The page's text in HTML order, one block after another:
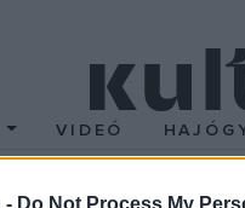
- Do Not Process My
VIDEÓ